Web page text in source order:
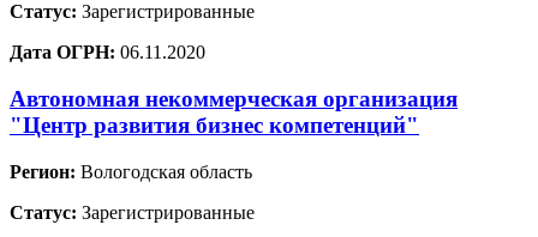
Статус: Зарегистрированные
Дата ОГРН: 06.11.2020
Автономная некоммерческая организация
"Центр развития бизнес компетенций"
Регион: Вологодская область
Статус: Зарегистрированные